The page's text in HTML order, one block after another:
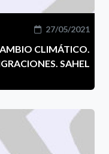
27/05/2021
CLIMÁTICO.
SAHEL